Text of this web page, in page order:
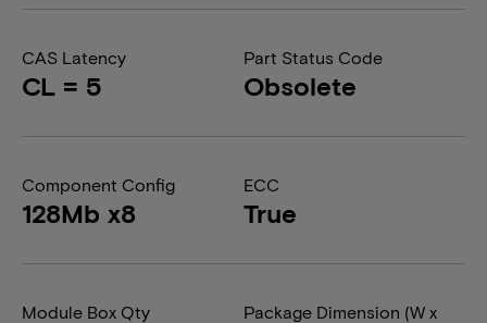
CAS Latency
CL = 5
Part Status Code
Obsolete
Component Config
128Mb x8
ECC
True
Module Box Qty
Package Dimension (W x